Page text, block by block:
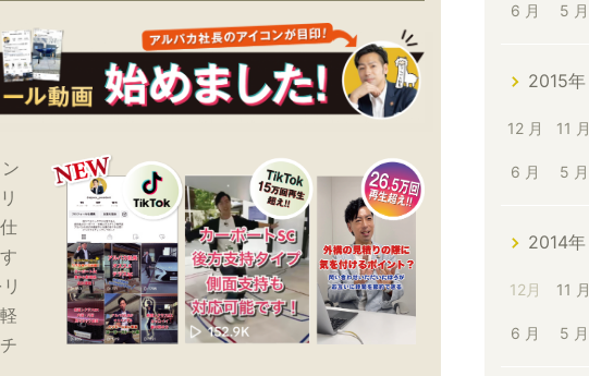
6 月 5 月
2015年
12 月 11 月
6 月 5 月
2014年
12月 11 月
6 月 5 月